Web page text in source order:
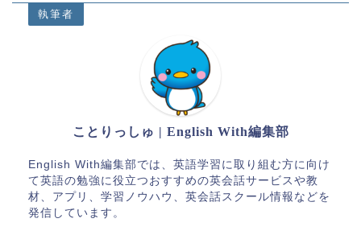
執筆者
ことりっしゅ | English With編集部
English With編集部では、英語学習に取り組む方に向け
て英語の勉強に役立つおすすめの英会話サービスや教
材、アプリ、学習ノウハウ、英会話スクール情報などを
発信しています。